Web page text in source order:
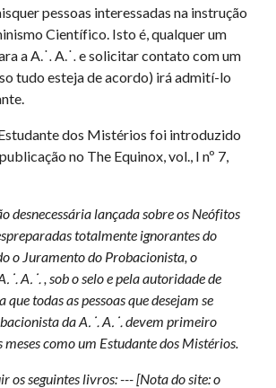
pessoas interessadas na instrução
Científico. Isto é, qualquer um
a A⸫ A⸫ e solicitar contato com um
tudo esteja de acordo) irá admití-lo
dos Mistérios foi introduzido
no The Equinox, vol., I nº 7,
desnecessária lançada sobre os Neófitos
totalmente ignorantes do
o Juramento do Probacionista, o
A⸫ , sob o selo e pela autoridade de
que todas as pessoas que desejam se
da A⸫ A⸫ devem primeiro
meses como um Estudante dos Mistérios.
os seguintes livros: --- [Nota do site: o